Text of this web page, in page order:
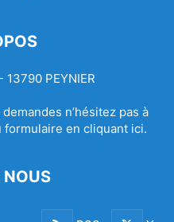
PEYNIER
n’hésitez pas à
formulaire en cliquant ici.
NOUS